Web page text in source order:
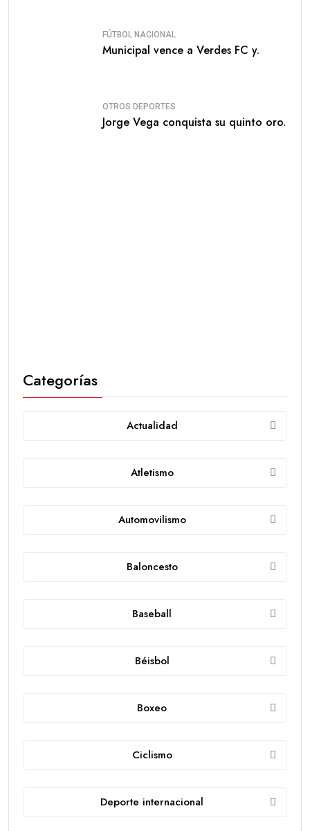
FÚTBOL NACIONAL
Municipal vence a Verdes FC y.
OTROS DEPORTES
Jorge Vega conquista su quinto oro.
Categorías
Actualidad
Atletismo
Automovilismo
Baloncesto
Baseball
Béisbol
Boxeo
Ciclismo
Deporte internacional